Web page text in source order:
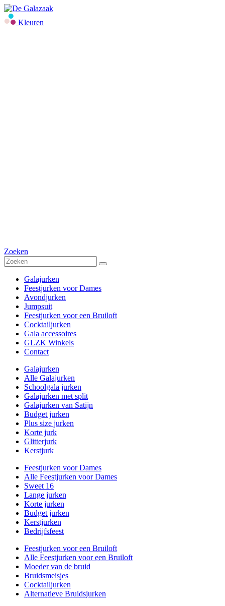
Kleuren
Zoeken
Galajurken
Feestjurken voor Dames
Avondjurken
Jumpsuit
Feestjurken voor een Bruiloft
Cocktailjurken
Gala accessoires
GLZK Winkels
Contact
Galajurken
Alle Galajurken
Schoolgala jurken
Galajurken met split
Galajurken van Satijn
Budget jurken
Plus size jurken
Korte jurk
Glitterjurk
Kerstjurk
Feestjurken voor Dames
Alle Feestjurken voor Dames
Sweet 16
Lange jurken
Korte jurken
Budget jurken
Kerstjurken
Bedrijfsfeest
Feestjurken voor een Bruiloft
Alle Feestjurken voor een Bruiloft
Moeder van de bruid
Bruidsmeisjes
Cocktailjurken
Alternatieve Bruidsjurken